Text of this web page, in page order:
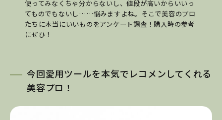
使ってみなくちゃ分からないし、値段が高いからいいっ
てものでもないし……悩みますよね。そこで美容のプロ
たちに本当にいいものをアンケート調査！購入時の参考
にぜひ！
今回愛用ツールを本気でレコメンしてくれる
美容プロ！